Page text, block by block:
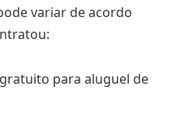
variar de acordo
para aluguel de